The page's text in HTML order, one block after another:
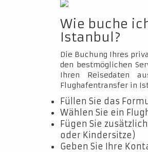
Wie buche
Istanbul?
Die Buchung Ihres
den bestmöglichen
Ihren Reisedaten
Flughafentransfer in
Füllen Sie das
Wählen Sie ein
Fügen Sie
oder Kindersitze)
Geben Sie Ihre